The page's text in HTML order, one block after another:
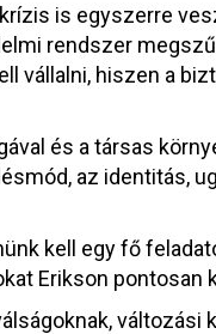
is egyszerre
rendszer
vállalni, hiszen a
és a társas
az identitás,
kell egy fő
Erikson pontosan